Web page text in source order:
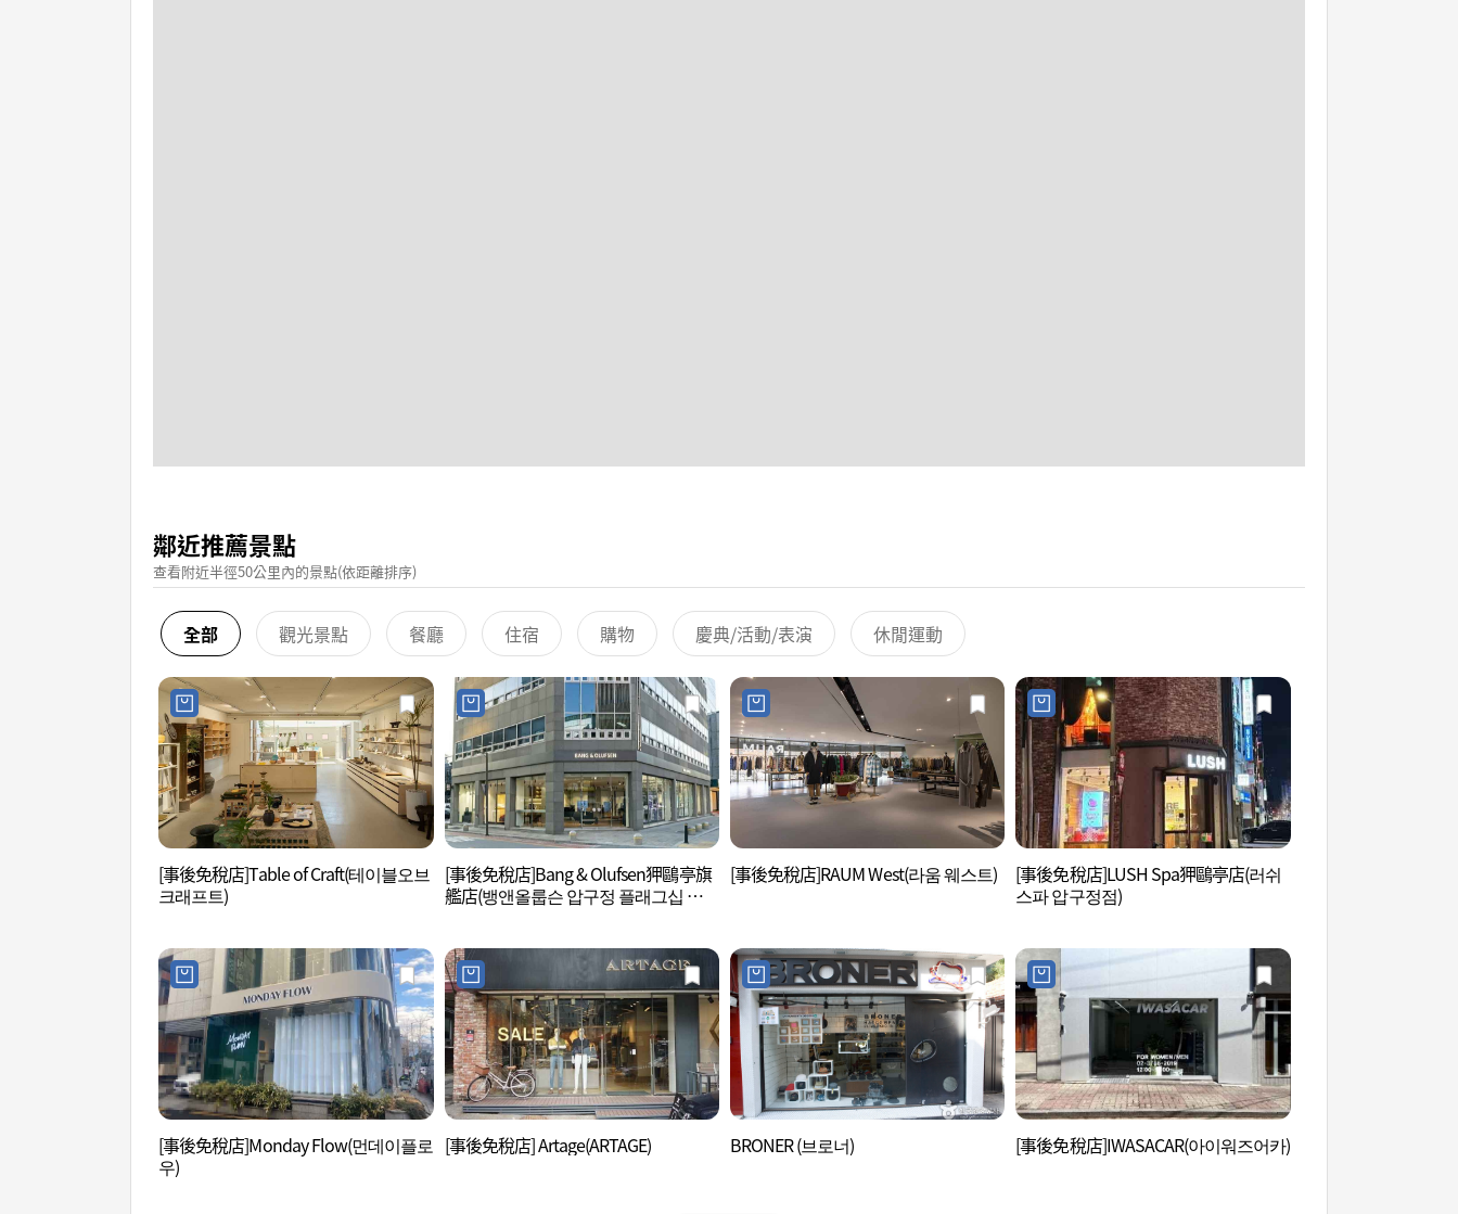
鄰近推薦景點
查看附近半徑50公里內的景點(依距離排序)
全部 觀光景點 餐廳 住宿 購物 慶典/活動/表演 休閒運動
[事後免稅店]Table of Craft(테이블오브
크래프트)
[事後免稅店]Bang & Olufsen狎鷗亭旗
艦店(뱅앤올룹슨 압구정 플래그십 스
[事後免稅店]RAUM West(라움 웨스트)
[事後免稅店]LUSH Spa狎鷗亭店(러쉬
스파 압구정점)
[事後免稅店]Monday Flow(먼데이플로
우)
[事後免稅店] Artage(ARTAGE) BRONER (브로너) [事後免稅店]IWASACAR(아이워즈어카)